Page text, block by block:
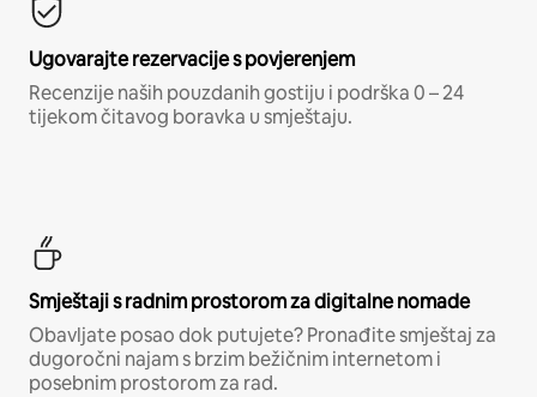
Ugovarajte rezervacije s povjerenjem
Recenzije naših pouzdanih gostiju i podrška 0 – 24
tijekom čitavog boravka u smještaju.
Smještaji s radnim prostorom za digitalne nomade
Obavljate posao dok putujete? Pronađite smještaj za
dugoročni najam s brzim bežičnim internetom i
posebnim prostorom za rad.